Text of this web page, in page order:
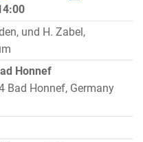
und H. Zabel,
Honnef
Bad Honnef, Germany